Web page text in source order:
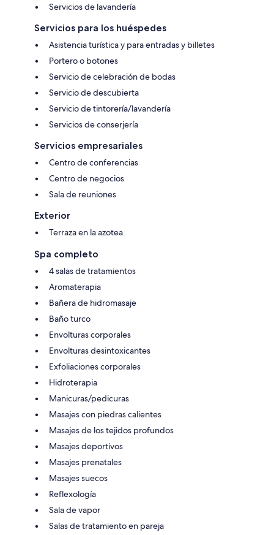
Servicios de lavandería
Servicios para los huéspedes
Asistencia turística y para entradas y billetes
Portero o botones
Servicio de celebración de bodas
Servicio de descubierta
Servicio de tintorería/lavandería
Servicios de conserjería
Servicios empresariales
Centro de conferencias
Centro de negocios
Sala de reuniones
Exterior
Terraza en la azotea
Spa completo
4 salas de tratamientos
Aromaterapia
Bañera de hidromasaje
Baño turco
Envolturas corporales
Envolturas desintoxicantes
Exfoliaciones corporales
Hidroterapia
Manicuras/pedicuras
Masajes con piedras calientes
Masajes de los tejidos profundos
Masajes deportivos
Masajes prenatales
Masajes suecos
Reflexología
Sala de vapor
Salas de tratamiento en pareja